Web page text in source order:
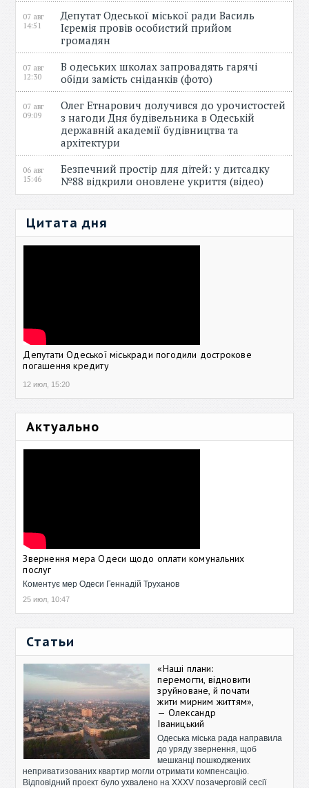
07 авг
14:51
Депутат Одеської міської ради Василь
Ієремія провів особистий прийом
громадян
07 авг
12:30
В одеських школах запровадять гарячі
обіди замість сніданків (фото)
07 авг
09:09
Олег Етнарович долучився до урочистостей
з нагоди Дня будівельника в Одеській
державній академії будівництва та
архітектури
06 авг
15:46
Безпечний простір для дітей: у дитсадку
№88 відкрили оновлене укриття (відео)
Цитата дня
Депутати Одеської міськради погодили дострокове
погашення кредиту
12 июл, 15:20
Актуально
Звернення мера Одеси щодо оплати комунальних
послуг
Коментує мер Одеси Геннадій Труханов
25 июл, 10:47
Статьи
«Наші плани:
перемогти, відновити
зруйноване, й почати
жити мирним життям»,
— Олександр
Іваницький
Одеська міська рада направила
до уряду звернення, щоб
мешканці пошкоджених
неприватизованих квартир могли отримати компенсацію.
Відповідний проєкт було ухвалено на XXXV позачерговій сесії